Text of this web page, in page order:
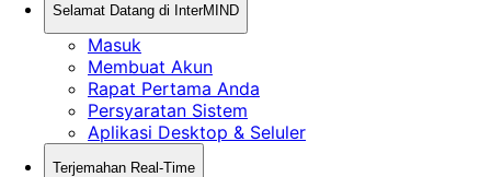
Selamat Datang di InterMIND
Masuk
Membuat Akun
Rapat Pertama Anda
Persyaratan Sistem
Aplikasi Desktop & Seluler
Terjemahan Real-Time